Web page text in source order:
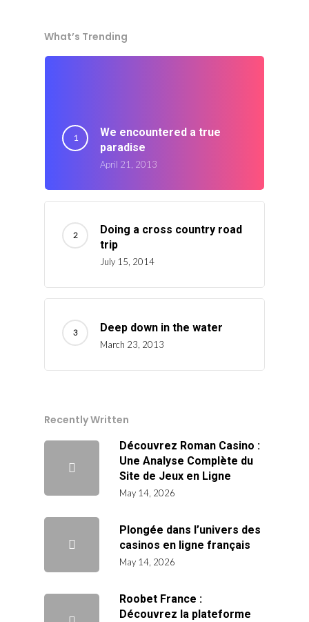
What’s Trending
We encountered a true
paradise
April 21, 2013
Doing a cross country road
trip
July 15, 2014
Deep down in the water
March 23, 2013
Recently Written
Découvrez Roman Casino :
Une Analyse Complète du
Site de Jeux en Ligne
May 14, 2026
Plongée dans l’univers des
casinos en ligne français
May 14, 2026
Roobet France :
Découvrez la plateforme